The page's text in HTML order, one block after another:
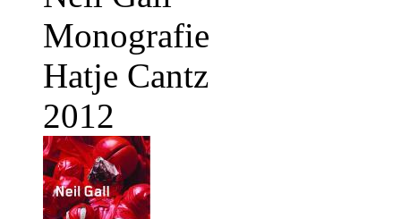
Monografie
Hatje Cantz
2012